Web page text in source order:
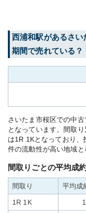
西浦和駅があるさい
期間で売れている？
さいたま市桜区での中
となっています。間取
は1R 1Kとなっており、
件の流動性が高い地域と
間取りごとの平均成
間取り 平均成
1R 1K